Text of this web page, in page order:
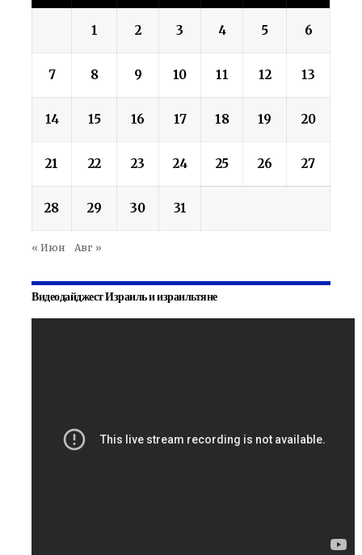
1 2 3 4 5 6
7 8 9 10 11 12 13
14 15 16 17 18 19 20
21 22 23 24 25 26 27
28 29 30 31
« Июн Авг »
Видеодайджест Израиль и израильтяне